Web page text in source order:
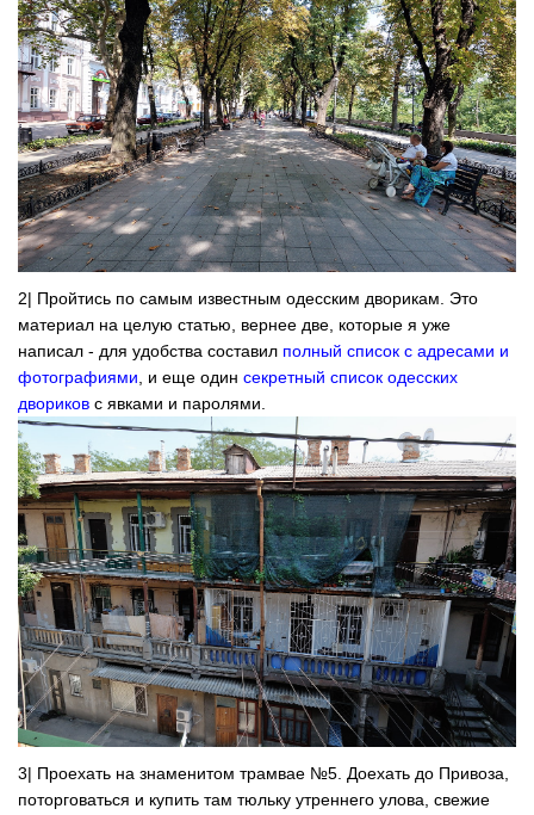
2| Пройтись по самым известным одесским дворикам. Это
материал на целую статью, вернее две, которые я уже
написал - для удобства составил полный список с адресами и
фотографиями , и еще один секретный список одесских
двориков с явками и паролями.
3| Проехать на знаменитом трамвае №5. Доехать до Привоза,
поторговаться и купить там тюльку утреннего улова, свежие